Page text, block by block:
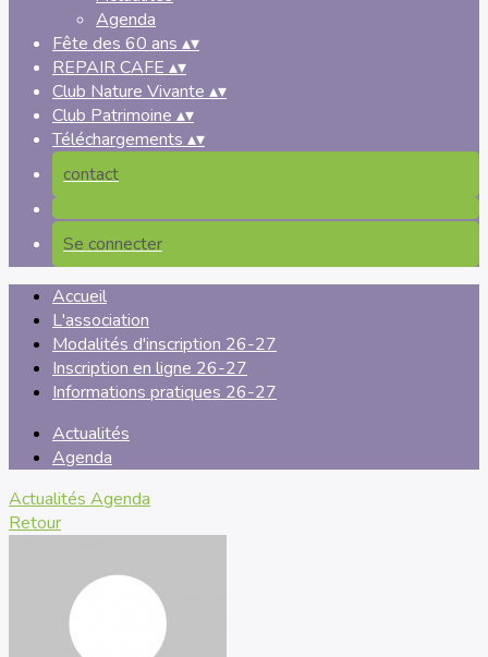
Agenda
Fête des 60 ans ▴▾
REPAIR CAFE ▴▾
Club Nature Vivante ▴▾
Club Patrimoine ▴▾
Téléchargements ▴▾
contact
Se connecter
Accueil
L'association
Modalités d'inscription 26-27
Inscription en ligne 26-27
Informations pratiques 26-27
Actualités
Agenda
Actualités Agenda
Retour